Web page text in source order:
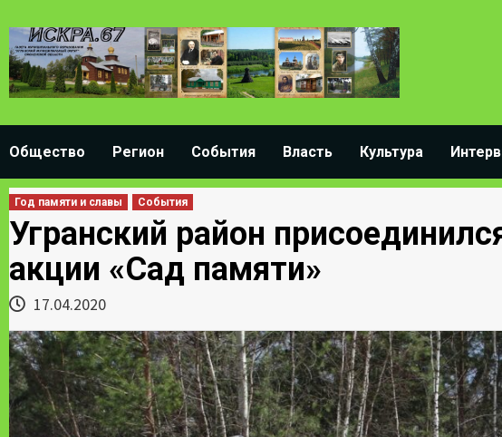
to
content
Общество Регион События Власть Культура
Год памяти и славы События
Угранский район
акции «Сад памяти»
17.04.2020